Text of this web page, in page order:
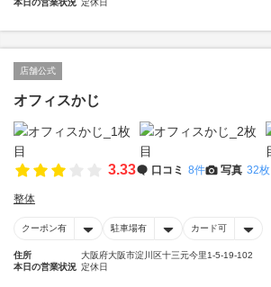
本日の営業状況 定休日
店舗公式
オフィスかじ
3.33 口コミ 8件 写真 32枚
整体
クーポン有 駐車場有 カード可
住所
大阪府大阪市淀川区十三元今里1-5-19-102
本日の営業状況 定休日